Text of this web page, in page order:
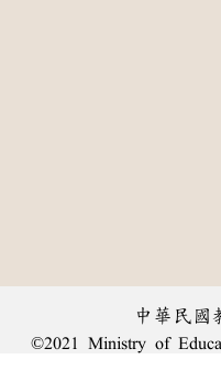
中華民國
©2021 Ministry of